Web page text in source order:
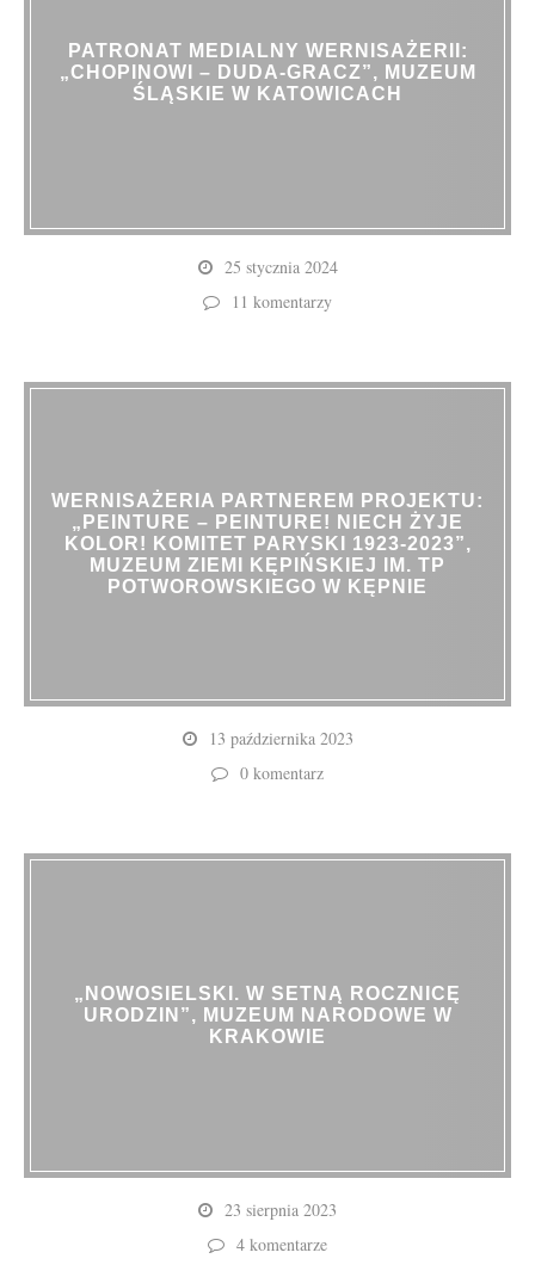
PATRONAT MEDIALNY WERNISAŻERII:
„CHOPINOWI – DUDA-GRACZ”, MUZEUM
ŚLĄSKIE W KATOWICACH
25 stycznia 2024
11 komentarzy
WERNISAŻERIA PARTNEREM PROJEKTU:
„PEINTURE – PEINTURE! NIECH ŻYJE
KOLOR! KOMITET PARYSKI 1923-2023”,
MUZEUM ZIEMI KĘPIŃSKIEJ IM. TP
POTWOROWSKIEGO W KĘPNIE
13 października 2023
0 komentarz
„NOWOSIELSKI. W SETNĄ ROCZNICĘ
URODZIN”, MUZEUM NARODOWE W
KRAKOWIE
23 sierpnia 2023
4 komentarze